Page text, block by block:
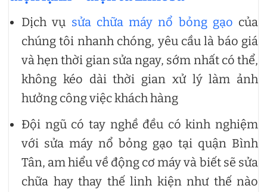
Dịch vụ sửa chữa máy nổ bỏng gạo của
chúng tôi nhanh chóng, yêu cầu là báo giá
và hẹn thời gian sửa ngay, sớm nhất có thể,
không kéo dài thời gian xử lý làm ảnh
hưởng công việc khách hàng
Đội ngũ có tay nghề đều có kinh nghiệm
với sửa máy nổ bỏng gạo tại quận Bình
Tân, am hiểu về động cơ máy và biết sẽ sửa
chữa hay thay thế linh kiện như thế nào